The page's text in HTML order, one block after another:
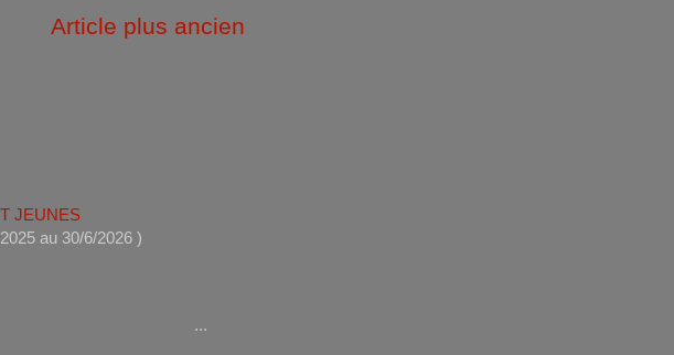
Article plus ancien
JEUNES
1/9/2025 au 30/6/2026 )
Paris RESUME ...